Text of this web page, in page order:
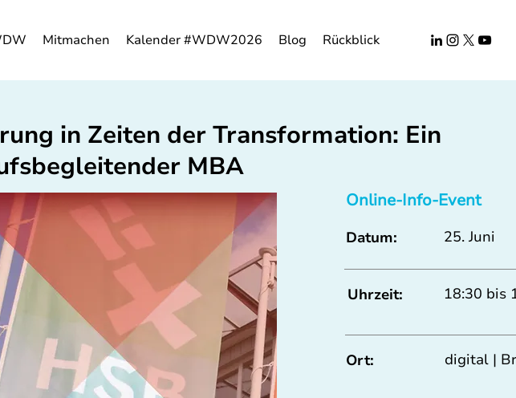
Mitmachen Kalender #WDW2026 Blog Rückblick
in Zeiten der Transformation: Ein
MBA
Online-Info-Event
Datum: 25. Juni
Uhrzeit: 18:30 bis
Ort: digital |